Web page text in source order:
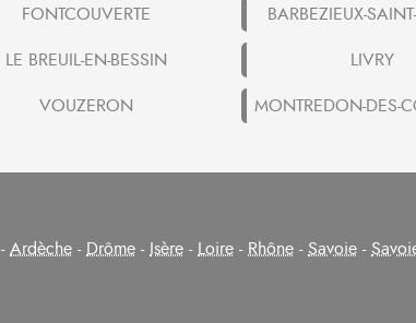
FONTCOUVERTE
BARBEZIEUX-
LE BREUIL-EN-BESSIN
LIVRY
VOUZERON MONTREDON-DES-
-Ardèche -Drôme -Isère -Loire -Rhône -Savoie -